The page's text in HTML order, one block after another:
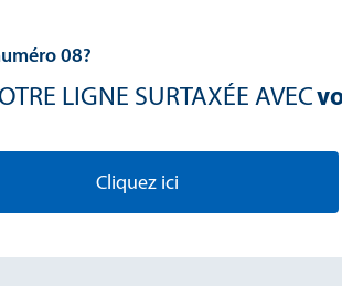
08?
LIGNE SURTAXÉE AVEC
Cliquez ici